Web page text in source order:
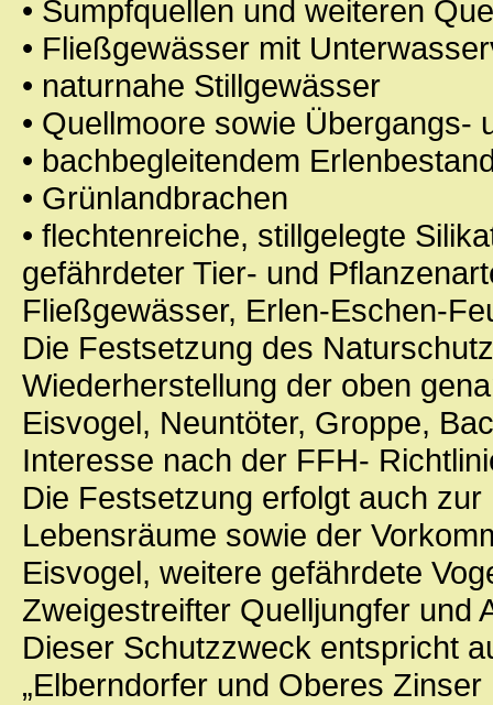
• Sumpfquellen und weiteren
• Fließgewässer mit
• naturnahe Stillgewässer
• Quellmoore sowie
• bachbegleitendem
• Grünlandbrachen
• flechtenreiche, stillgelegte
gefährdeter Tier- und
Fließgewässer, Erlen-Eschen-
Die Festsetzung des
Wiederherstellung der oben
Eisvogel, Neuntöter, Groppe,
Interesse nach der FFH-
Die Festsetzung erfolgt auch
Lebensräume sowie der
Eisvogel, weitere gefährdete
Zweigestreifter Quelljungfer und
Dieser Schutzzweck entspricht
„Elberndorfer und Oberes